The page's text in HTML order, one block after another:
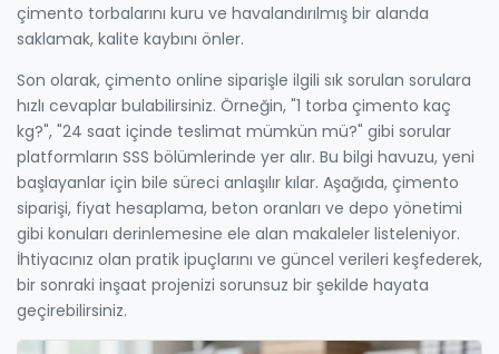
çimento torbalarını kuru ve havalandırılmış bir alanda
saklamak, kalite kaybını önler.
Son olarak, çimento online siparişle ilgili sık sorulan sorulara
hızlı cevaplar bulabilirsiniz. Örneğin, "1 torba çimento kaç
kg?", "24 saat içinde teslimat mümkün mü?" gibi sorular
platformların SSS bölümlerinde yer alır. Bu bilgi havuzu, yeni
başlayanlar için bile süreci anlaşılır kılar. Aşağıda, çimento
siparişi, fiyat hesaplama, beton oranları ve depo yönetimi
gibi konuları derinlemesine ele alan makaleler listeleniyor.
İhtiyacınız olan pratik ipuçlarını ve güncel verileri keşfederek,
bir sonraki inşaat projenizi sorunsuz bir şekilde hayata
geçirebilirsiniz.